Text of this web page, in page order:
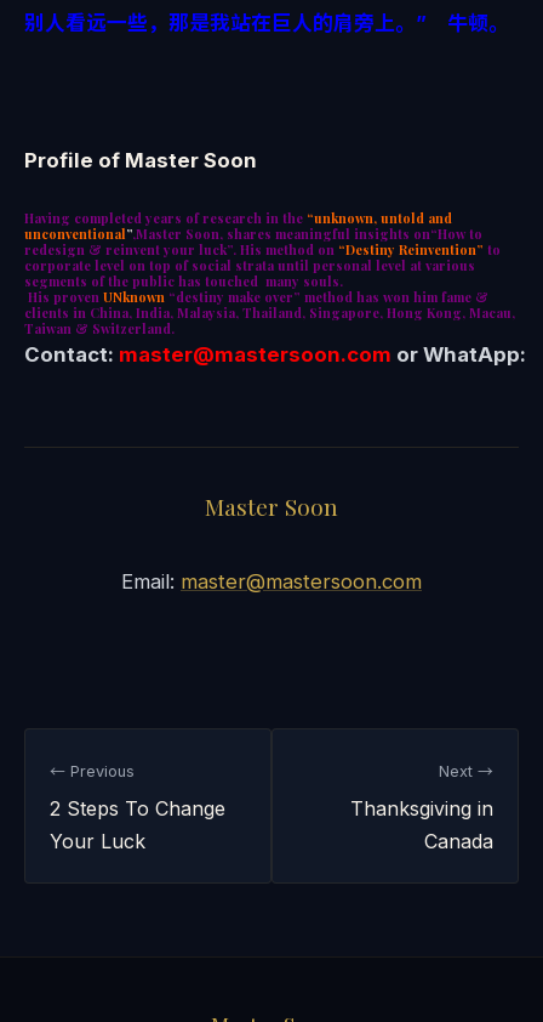
别人看远一些，那是我站在巨人的肩旁上。” 牛顿。
Profile of Master Soon
Having completed years of research in the “unknown, untold and
unconventional”,Master Soon, shares meaningful insights on“How to
redesign & reinvent your luck”. His method on “Destiny Reinvention” to
corporate level on top of social strata until personal level at various
segments of the public has touched many souls.
His proven UNknown “destiny make over” method has won him fame &
clients in China, India, Malaysia, Thailand, Singapore, Hong Kong, Macau,
Taiwan & Switzerland.
Contact: master@mastersoon.com or WhatApp:
Master Soon
Email: master@mastersoon.com
← Previous
2 Steps To Change
Your Luck
Next →
Thanksgiving in
Canada